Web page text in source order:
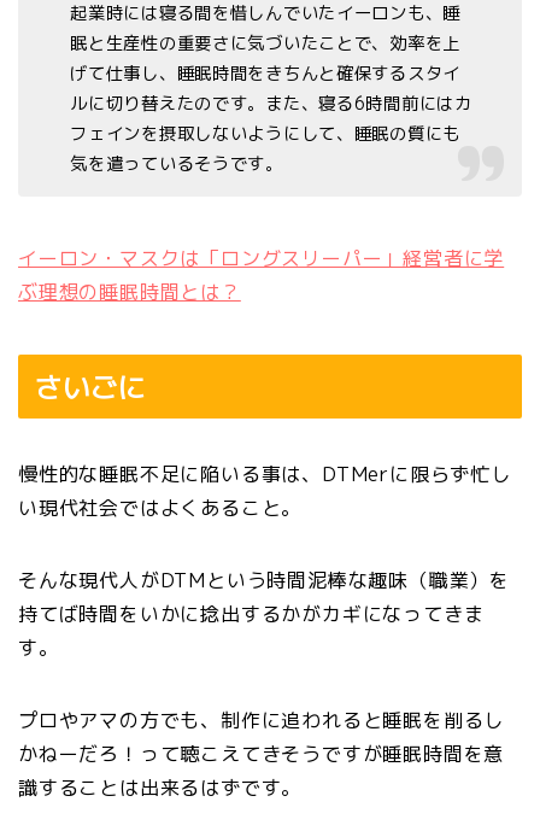
起業時には寝る間を惜しんでいたイーロンも、睡
眠と生産性の重要さに気づいたことで、効率を上
げて仕事し、睡眠時間をきちんと確保するスタイ
ルに切り替えたのです。また、寝る6時間前にはカ
フェインを摂取しないようにして、睡眠の質にも
気を遣っているそうです。
イーロン・マスクは「ロングスリーパー」経営者に学
ぶ理想の睡眠時間とは？
さいごに
慢性的な睡眠不足に陥いる事は、DTMerに限らず忙し
い現代社会ではよくあること。
そんな現代人がDTMという時間泥棒な趣味（職業）を
持てば時間をいかに捻出するかがカギになってきま
す。
プロやアマの方でも、制作に追われると睡眠を削るし
かねーだろ！って聴こえてきそうですが睡眠時間を意
識することは出来るはずです。